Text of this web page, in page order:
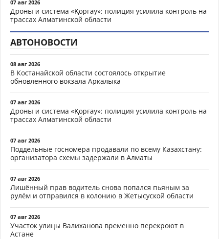
07 авг 2026
Дроны и система «Қорғау»: полиция усилила контроль на
трассах Алматинской области
АВТОНОВОСТИ
08 авг 2026
В Костанайской области состоялось открытие
обновленного вокзала Аркалыка
07 авг 2026
Дроны и система «Қорғау»: полиция усилила контроль на
трассах Алматинской области
07 авг 2026
Поддельные госномера продавали по всему Казахстану:
организатора схемы задержали в Алматы
07 авг 2026
Лишённый прав водитель снова попался пьяным за
рулём и отправился в колонию в Жетысуской области
07 авг 2026
Участок улицы Валиханова временно перекроют в
Астане